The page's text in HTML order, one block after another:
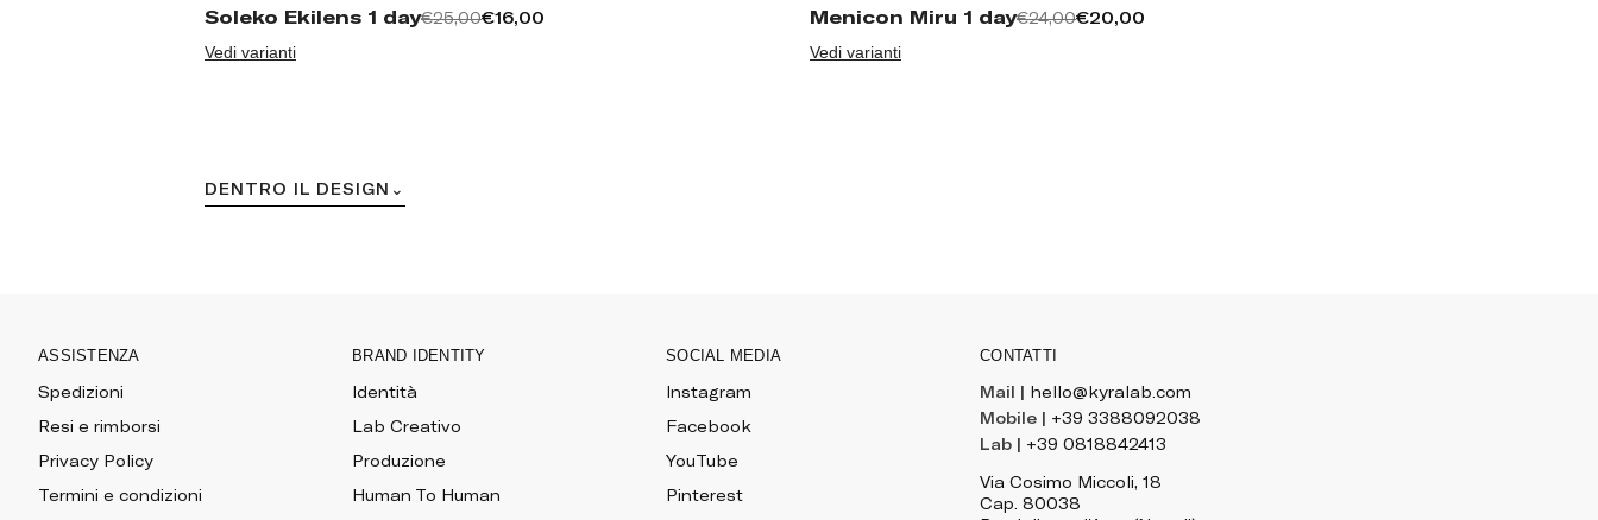
Soleko Ekilens 1 day€25,00€16,00
Vedi varianti
Menicon Miru 1 day€24,00€20,00
Vedi varianti
DENTRO IL DESIGN
ASSISTENZA
Spedizioni
Resi e rimborsi
Privacy Policy
Termini e condizioni
BRAND IDENTITY
Identità
Lab Creativo
Produzione
Human To Human
SOCIAL MEDIA
Instagram
Facebook
YouTube
Pinterest
CONTATTI
Mail | hello@kyralab.com
Mobile | +39 3388092038
Lab | +39 0818842413
Via Cosimo Miccoli, 18
Cap. 80038